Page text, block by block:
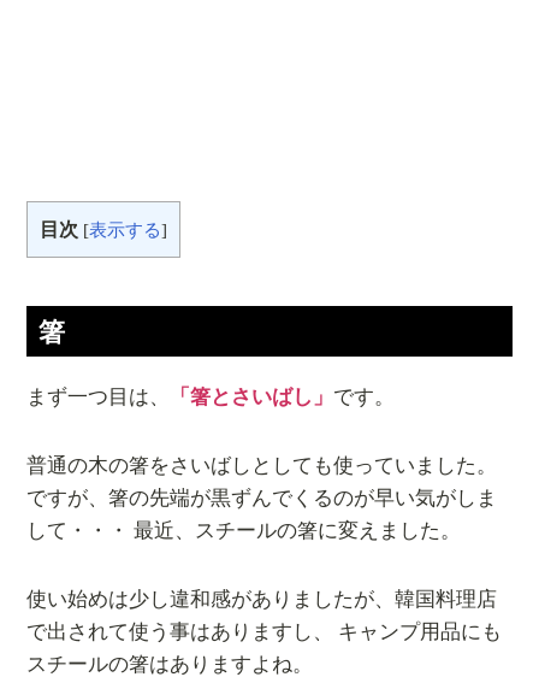
目次 [表示する]
箸
まず一つ目は、 「箸とさいばし」 です。
普通の木の箸をさいばしとしても使っていました。
ですが、箸の先端が黒ずんでくるのが早い気がしま
して・・・ 最近、スチールの箸に変えました。
使い始めは少し違和感がありましたが、韓国料理店
で出されて使う事はありますし、 キャンプ用品にも
スチールの箸はありますよね。